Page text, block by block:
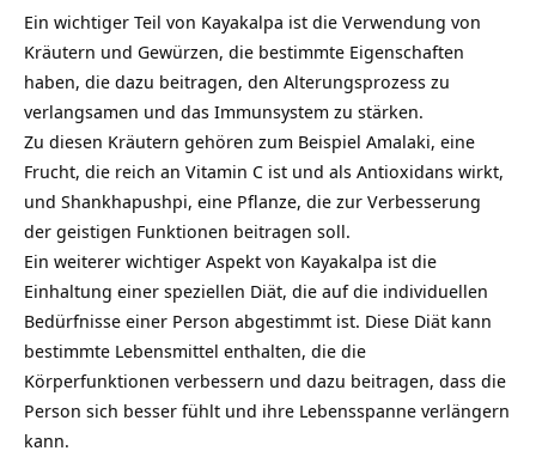
Ein wichtiger Teil von Kayakalpa ist die Verwendung von
Kräutern und Gewürzen, die bestimmte Eigenschaften
haben, die dazu beitragen, den Alterungsprozess zu
verlangsamen und das Immunsystem zu stärken.
Zu diesen Kräutern gehören zum Beispiel Amalaki, eine
Frucht, die reich an Vitamin C ist und als Antioxidans wirkt,
und Shankhapushpi, eine Pflanze, die zur Verbesserung
der geistigen Funktionen beitragen soll.
Ein weiterer wichtiger Aspekt von Kayakalpa ist die
Einhaltung einer speziellen Diät, die auf die individuellen
Bedürfnisse einer Person abgestimmt ist. Diese Diät kann
bestimmte Lebensmittel enthalten, die die
Körperfunktionen verbessern und dazu beitragen, dass die
Person sich besser fühlt und ihre Lebensspanne verlängern
kann.